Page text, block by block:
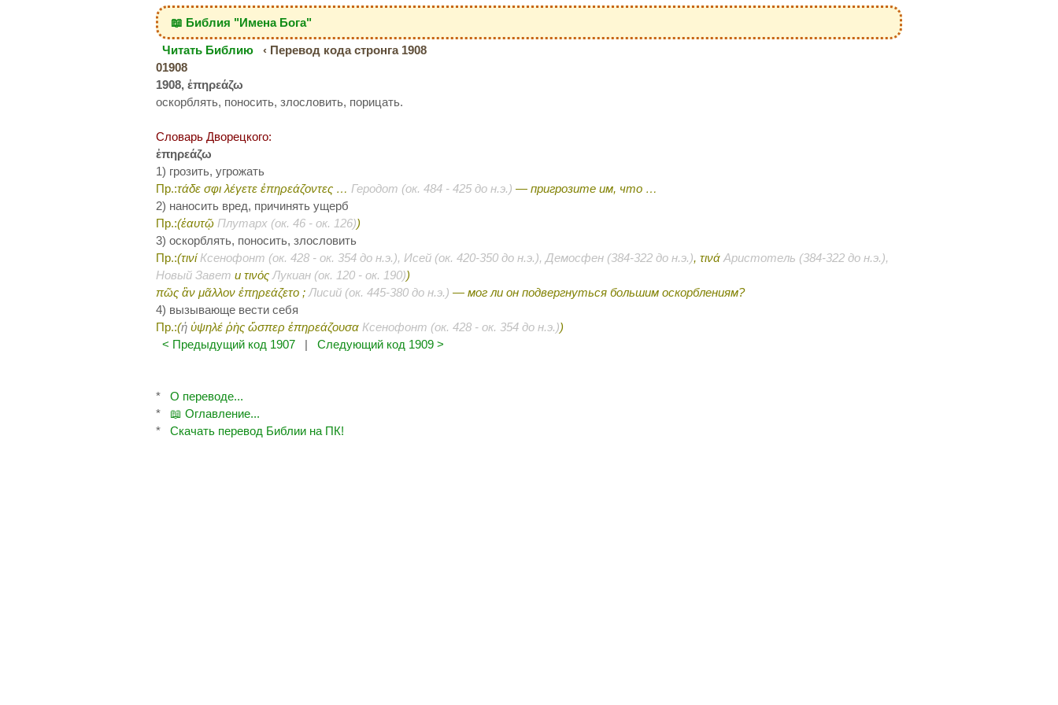
📖 Библия "Имена Бога"
Читать Библию
‹ Перевод кода стронга 1908
01908
1908, ἐπηρεάζω
оскорблять, поносить, злословить, порицать.
Словарь Дворецкого:
ἐπηρεάζω
1) грозить, угрожать
Пр.:τάδε σφι λέγετε ἐπηρεάζοντες … Геродот (ок. 484 - 425 до н.э.) — пригрозите им, что …
2) наносить вред, причинять ущерб
Пр.:(ἑαυτῷ Плутарх (ок. 46 - ок. 126))
3) оскорблять, поносить, злословить
Пр.:(τινίКсенофонт (ок. 428 - ок. 354 до н.э.), Исей (ок. 420-350 до н.э.), Демосфен (384-322 до н.э.), τινά Аристотель (384-322 до н.э.),
Новый Завет и τινός Лукиан (ок. 120 - ок. 190))
πῶς ἂν μᾶλλον ἐπηρεάζετο ; Лисий (ок. 445-380 до н.э.) — мог ли он подвергнуться большим оскорблениям?
4) вызывающе вести себя
Пр.:(ἡ ὑψηλέ ῥὴς ὥσπερ ἐπηρεάζουσα Ксенофонт (ок. 428 - ок. 354 до н.э.))
< Предыдущий код 1907
| Следующий код 1909 >
*
О переводе...
*
📖 Оглавление...
*
Скачать перевод Библии на ПК!